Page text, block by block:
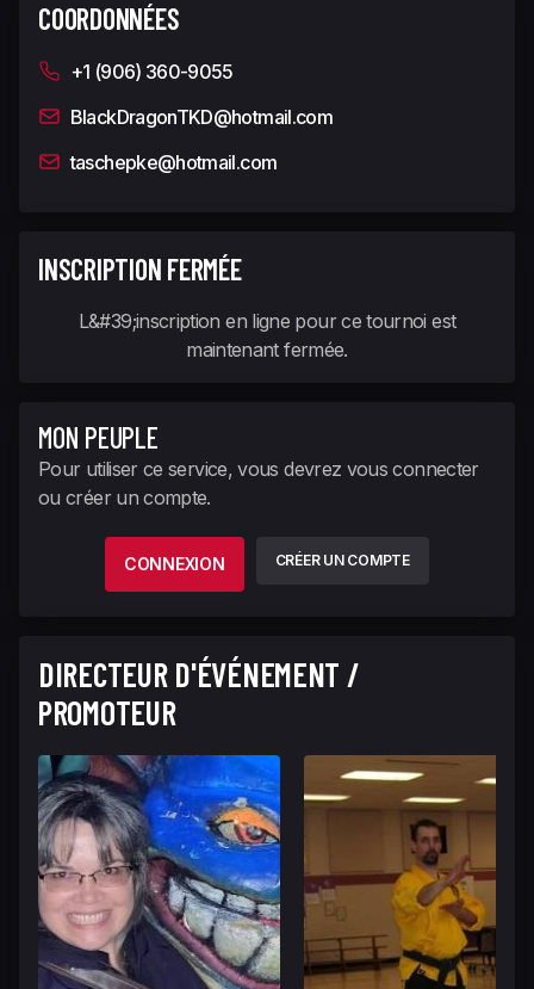
COORDONNÉES
+1 (906) 360-9055
BlackDragonTKD@hotmail.com
taschepke@hotmail.com
INSCRIPTION FERMÉE
L&#39;inscription en ligne pour ce tournoi est
maintenant fermée.
MON PEUPLE
Pour utiliser ce service, vous devrez vous connecter
ou créer un compte.
CONNEXION CRÉER UN COMPTE
DIRECTEUR D'ÉVÉNEMENT /
PROMOTEUR